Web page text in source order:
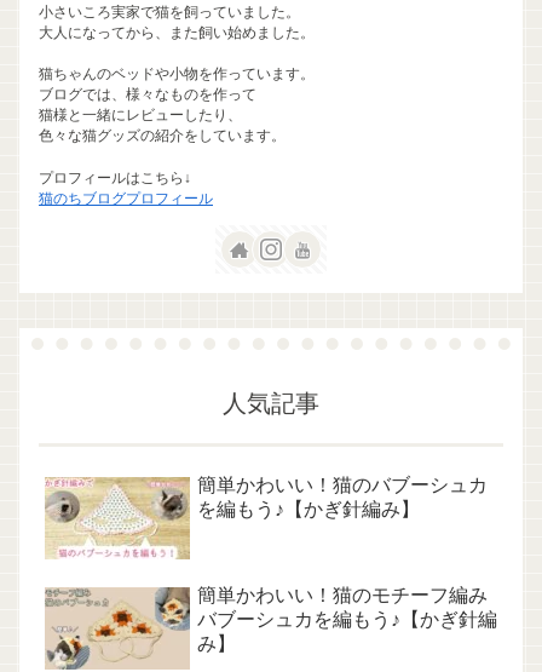
小さいころ実家で猫を飼っていました。
大人になってから、また飼い始めました。
猫ちゃんのベッドや小物を作っています。
ブログでは、様々なものを作って
猫様と一緒にレビューしたり、
色々な猫グッズの紹介をしています。
プロフィールはこちら↓
猫のちブログプロフィール
人気記事
簡単かわいい！猫のバブーシュカ
を編もう♪【かぎ針編み】
簡単かわいい！猫のモチーフ編み
バブーシュカを編もう♪【かぎ針編
み】